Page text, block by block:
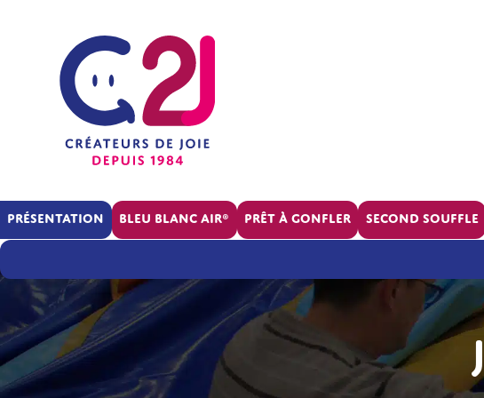
Présentation BLEU BLANC AIR® Prêt à gonfler Second souffle